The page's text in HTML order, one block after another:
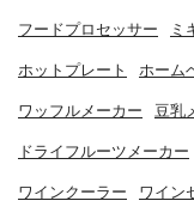
フードプロセッサー ミ
ホットプレート ホーム
ワッフルメーカー 豆乳
ドライフルーツメーカー
ワインクーラー ワイン